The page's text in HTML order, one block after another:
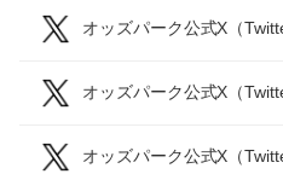
オッズパーク公式X（
オッズパーク公式X（
オッズパーク公式X（